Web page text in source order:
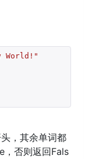
World!"
，其余单词都
，否则返回Fals